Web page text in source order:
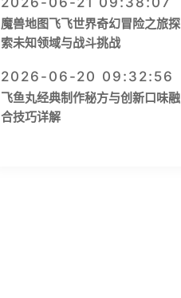
魔兽地图飞飞世界奇幻冒险之旅探
索未知领域与战斗挑战
2026-06-20 09:32:56
飞鱼丸经典制作秘方与创新口味融
合技巧详解